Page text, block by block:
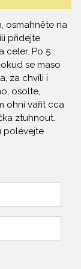
osmahněte na
přidejte
celer. Po 5
se maso
za chvíli i
osolte,
ohni vařit cca
ztuhnout.
polévejte